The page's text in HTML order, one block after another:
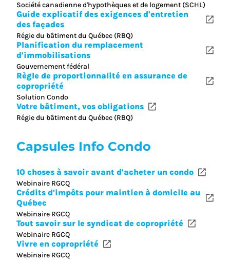
Société canadienne d'hypothèques et de logement (SCHL)
Guide explicatif des exigences d'entretien
des façades
Régie du bâtiment du Québec (RBQ)
Planification du remplacement
d'immobilisations
Gouvernement fédéral
Règle de proportionnalité en assurance de
copropriété
Solution Condo
Votre bâtiment, vos obligations
Régie du bâtiment du Québec (RBQ)
Capsules Info Condo
10 choses à savoir avant d'acheter un condo
Webinaire RGCQ
Crédits d'impôts pour maintien à domicile au
Québec
Webinaire RGCQ
Tout savoir sur le syndicat de copropriété
Webinaire RGCQ
Vivre en copropriété
Webinaire RGCQ